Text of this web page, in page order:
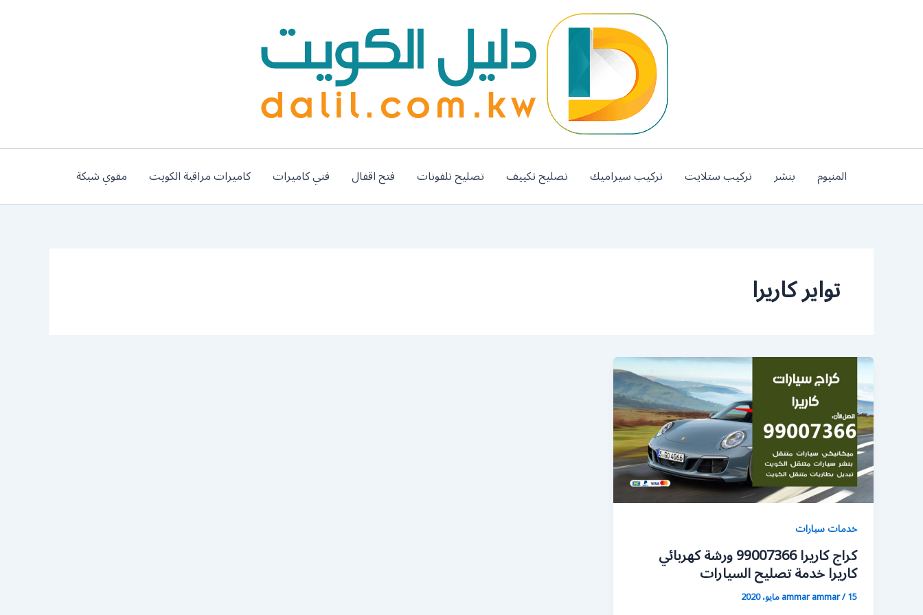
المنيوم بنشر تركيب ستلايت تركيب سيراميك تصليح تكييف تصليح تلفونات فتح اقفال فني كاميرات كاميرات مراقبة الكويت مقوي شبكة
تواير كاريرا
خدمات سيارات
كراج كاريرا 99007366 ورشة كهربائي
كاريرا خدمة تصليح السيارات
ammar ammar/15 مايو، 2020